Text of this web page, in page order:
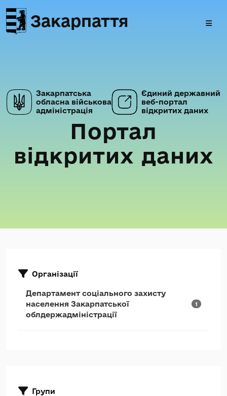
Закарпаття
Закарпатська
обласна військова
адміністрація
Єдиний державний
веб-портал
відкритих даних
Портал
відкритих даних
Організації
Департамент соціального захисту
населення Закарпатської
облдержадміністрації
1
Групи